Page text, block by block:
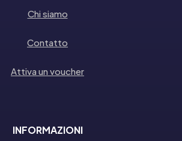
Chi siamo
Contatto
Attiva un voucher
INFORMAZIONI